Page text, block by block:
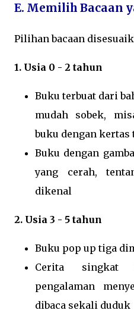
E. Memilih Bacaan
Pilihan bacaan
1. Usia 0 - 2 tahun
Buku terbuat dari
mudah sobek,
buku dengan kertas
Buku dengan
yang cerah,
dikenal
2. Usia 3 - 5 tahun
Buku pop up tiga
Cerita singkat
pengalaman
dibaca sekali duduk